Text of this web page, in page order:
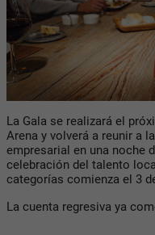
La Gala se realizará el
Arena y volverá a reunir a
empresarial en una noche
celebración del talento
categorías comienza el 3
La cuenta regresiva ya